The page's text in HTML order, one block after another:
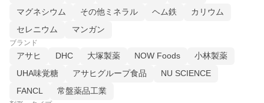
マグネシウム
その他ミネラル ヘム鉄
カリウム
セレニウム
マンガン
ブランド
アサヒ DHC 大塚製薬 NOW Foods
小林製薬
UHA味覚糖
アサヒグループ食品
NU SCIENCE
FANCL
常盤薬品工業